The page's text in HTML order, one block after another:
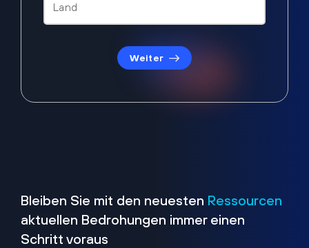
Weiter
Bleiben Sie mit den neuesten Ressourcen
aktuellen Bedrohungen immer einen
Schritt voraus